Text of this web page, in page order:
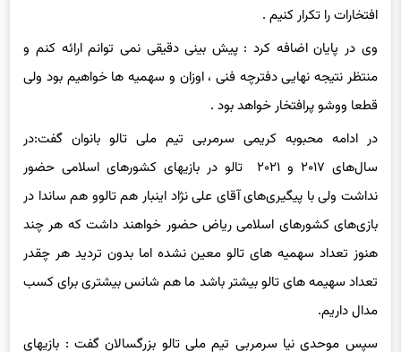
وی در پایان اضافه کرد : پیش بینی دقیقی نمی توانم ارائه کنم و
منتظر نتیجه نهایی دفترچه فنی ، اوزان و سهمیه ها خواهیم بود ولی
قطعا ووشو پرافتخار خواهد بود .
در ادامه محبوبه کریمی سرمربی تیم ملی تالو بانوان گفت:در
سال‌های ۲۰۱۷ و ۲۰۲۱ تالو در بازیهای کشورهای اسلامی حضور
نداشت ولی با پیگیری‌های آقای علی نژاد اینبار هم تالوو هم ساندا در
بازی‌های کشورهای اسلامی ریاض حضور خواهند داشت که هر چند
هنوز تعداد سهمیه های تالو معین نشده اما بدون تردید هر چقدر
تعداد سهیمه های تالو بیشتر باشد ما هم شانس بیشتری برای کسب
مدال داریم.
سپس موحدی نیا سرمربی تیم ملی تالو بزرگسالان گفت : بازیهای
همبستگی کشورهای اسلامی یک رویداد مهم و با اهمیت است و